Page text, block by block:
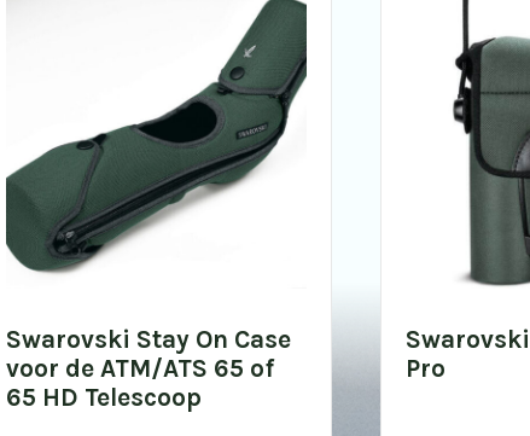
Swarovski Stay On Case
voor de ATM/ATS 65 of
65 HD Telescoop
Pro